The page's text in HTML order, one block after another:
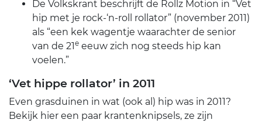
De Volkskrant beschrijft de Rollz Motion in “Vet
hip met je rock-‘n-roll rollator” (november 2011)
als “een kek wagentje waarachter de senior
van de 21e eeuw zich nog steeds hip kan
voelen.”
‘Vet hippe rollator’ in 2011
Even grasduinen in wat (ook al) hip was in 2011?
Bekijk hier een paar krantenknipsels, ze zijn